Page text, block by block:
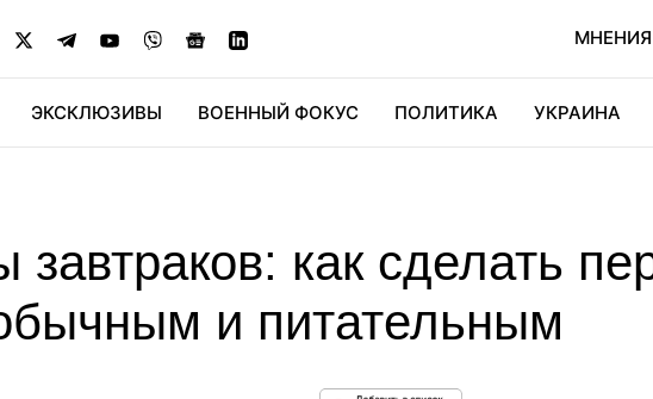
МНЕНИЯ
ЭКСКЛЮЗИВЫ ВОЕННЫЙ ФОКУС ПОЛИТИКА УКРАИНА
завтраков: как сделать
и питательным